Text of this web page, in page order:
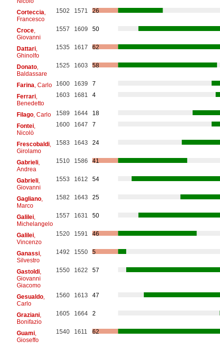
Corteccia
Francesco
1502 1571 26
Croce,
Giovanni
1557 1609 50
Dattari,
Ghinolfo
1535 1617 62
Donato,
Baldassare
1525 1603 58
Farina , Carlo 1600 1639
7
Ferrari,
Benedetto
1603 1681 4
Filago, Carlo 1589 1644
18
Fontei,
Nicolò
1600 1647 7
Frescobaldi,
Girolamo
1583 1643 24
Gabrieli,
Andrea
1510 1586 41
Gabrieli,
Giovanni
1553 1612 54
Gagliano,
Marco
1582 1643 25
Galilei,
Michelangelo
1557 1631 50
Galilei,
Vincenzo
1520 1591 46
Ganassi,
Silvestro
1492 1550 5
Gastoldi,
Giovanni
Giacomo
1550 1622 57
Gesualdo,
Carlo
1560 1613 47
Graziani,
Bonifazio
1605 1664 2
Guami,
Gioseffo
1540 1611 62